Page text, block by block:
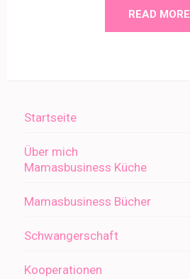
READ MORE
Startseite
Über mich
Mamasbusiness Küche
Mamasbusiness Bücher
Schwangerschaft
Kooperationen